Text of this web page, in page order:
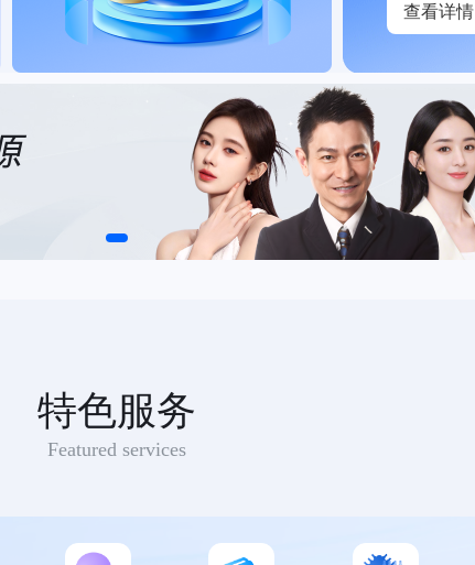
查看详情
特色服务
Featured services